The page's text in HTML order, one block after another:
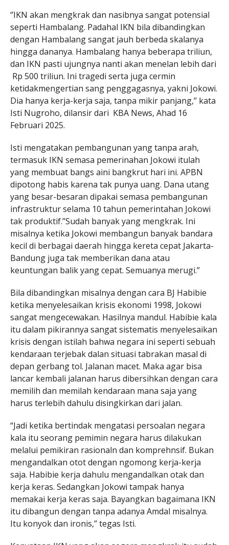
‘’IKN akan mengkrak dan nasibnya sangat potensial
seperti Hambalang. Padahal IKN bila dibandingkan
dengan Hambalang sangat jauh berbeda skalanya
hingga dananya. Hambalang hanya beberapa triliun,
dan IKN pasti ujungnya nanti akan menelan lebih dari
Rp 500 triliun. Ini tragedi serta juga cermin
ketidakmengertian sang penggagasnya, yakni Jokowi.
Dia hanya kerja-kerja saja, tanpa mikir panjang,’’ kata
Isti Nugroho, dilansir dari KBA News, Ahad 16
Februari 2025.
Isti mengatakan pembangunan yang tanpa arah,
termasuk IKN semasa pemerinahan Jokowi itulah
yang membuat bangs aini bangkrut hari ini. APBN
dipotong habis karena tak punya uang. Dana utang
yang besar-besaran dipakai semasa pembangunan
infrastruktur selama 10 tahun pemerintahan Jokowi
tak produktif.’’Sudah banyak yang mengkrak. Ini
misalnya ketika Jokowi membangun banyak bandara
kecil di berbagai daerah hingga kereta cepat Jakarta-
Bandung juga tak memberikan dana atau
keuntungan balik yang cepat. Semuanya merugi.”
Bila dibandingkan misalnya dengan cara BJ Habibie
ketika menyelesaikan krisis ekonomi 1998, Jokowi
sangat mengecewakan. Hasilnya mandul. Habibie kala
itu dalam pikirannya sangat sistematis menyelesaikan
krisis dengan istilah bahwa negara ini seperti sebuah
kendaraan terjebak dalan situasi tabrakan masal di
depan gerbang tol. Jalanan macet. Maka agar bisa
lancar kembali jalanan harus dibersihkan dengan cara
memilih dan memilah kendaraan mana saja yang
harus terlebih dahulu disingkirkan dari jalan.
“Jadi ketika bertindak mengatasi persoalan negara
kala itu seorang pemimin negara harus dilakukan
melalui pemikiran rasionaln dan komprehnsif. Bukan
mengandalkan otot dengan ngomong kerja-kerja
saja. Habibie kerja dahulu mengandalkan otak dan
kerja keras. Sedangkan Jokowi tampak hanya
memakai kerja keras saja. Bayangkan bagaimana IKN
itu dibangun dengan tanpa adanya Amdal misalnya.
Itu konyok dan ironis,’’ tegas Isti.